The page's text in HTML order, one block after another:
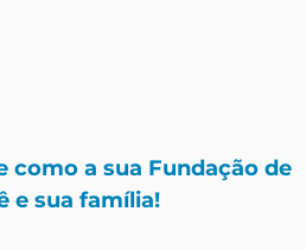
como a sua Fundação de
e sua família!